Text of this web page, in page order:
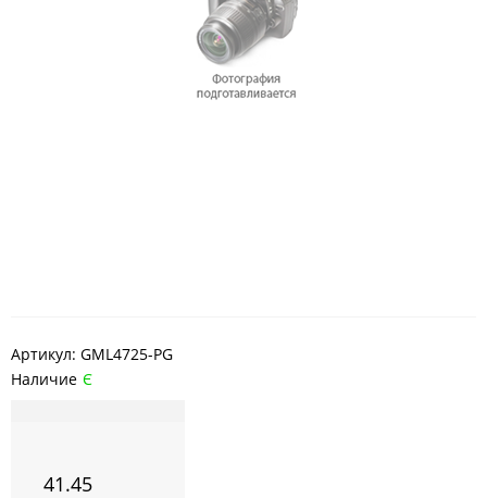
Артикул: GML4725-PG
Наличие Є
41.45